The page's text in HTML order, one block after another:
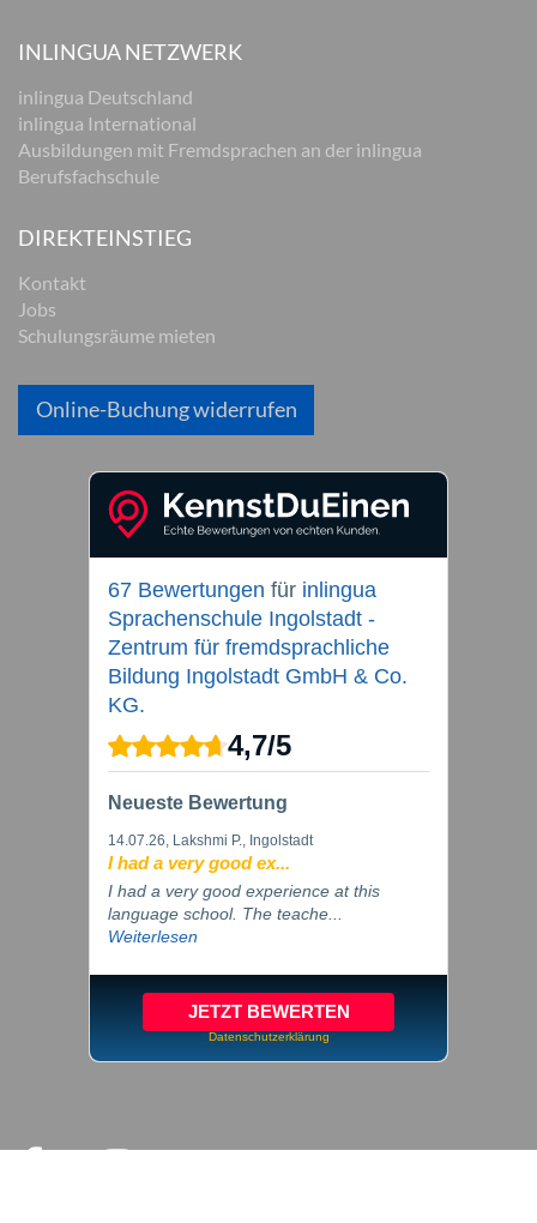
INLINGUA NETZWERK
inlingua Deutschland
inlingua International
Ausbildungen mit Fremdsprachen an der inlingua
Berufsfachschule
DIREKTEINSTIEG
Kontakt
Jobs
Schulungsräume mieten
Online-Buchung widerrufen
67 Bewertungen für inlingua
Sprachenschule Ingolstadt -
Zentrum für fremdsprachliche
Bildung Ingolstadt GmbH & Co.
KG.
4,7/5
Neueste Bewertung
14.07.26, Lakshmi P., Ingolstadt
I had a very good ex...
I had a very good experience at this
language school. The teache...
Weiterlesen
JETZT BEWERTEN
Datenschutzerklärung